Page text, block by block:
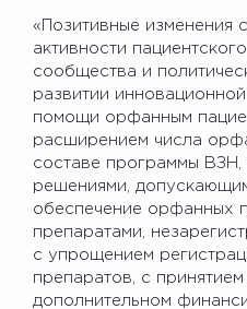
«Позитивные изменения
активности
сообщества и
развитии
помощи орфанным
расширением числа
составе программы ВЗН,
решениями,
обеспечение орфанных
препаратами,
с упрощением
препаратов, с
дополнительном